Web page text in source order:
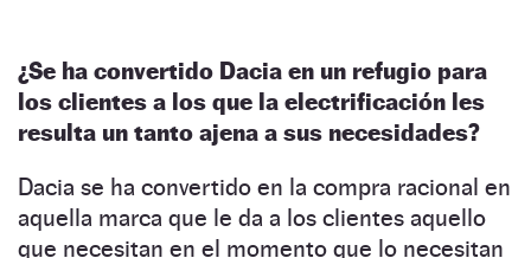
¿Se ha convertido Dacia en un refugio para
los clientes a los que la electrificación les
resulta un tanto ajena a sus necesidades?
Dacia se ha convertido en la compra racional en
aquella marca que le da a los clientes aquello
que necesitan en el momento que lo necesitan